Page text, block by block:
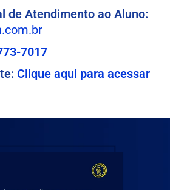
de Atendimento ao Aluno:
7017
Clique aqui para acessar